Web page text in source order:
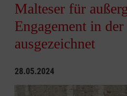
Malteser für
Engagement in
ausgezeichnet
28.05.2024